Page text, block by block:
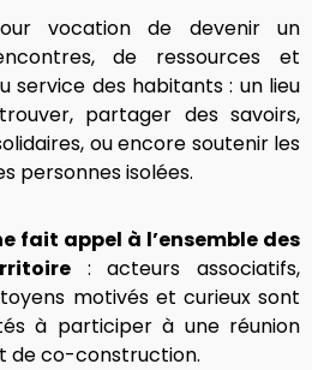
vocation de devenir un
de ressources et
service des habitants : un lieu
partager des savoirs,
ou encore soutenir les
personnes isolées.
fait appel à l’ensemble des
: acteurs associatifs,
motivés et curieux sont
à participer à une réunion
de co-construction.